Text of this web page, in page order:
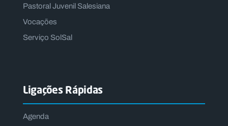
Pastoral Juvenil Salesiana
Vocações
Serviço SolSal
Ligações Rápidas
Agenda